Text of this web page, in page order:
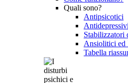
Quali sono?
Antipsicotici
Antidepressivi
Stabilizzatori
Ansiolitici ed
Tabella